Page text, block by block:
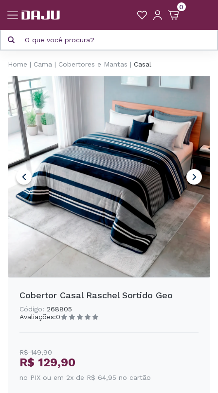
0
Home Cama Cobertores e Mantas Casal
Cobertor Casal Raschel Sortido Geo
Código: 268805
Avaliações:0
R$ 149,90
R$ 129,90
no PIX ou em 2x de R$ 64,95 no cartão